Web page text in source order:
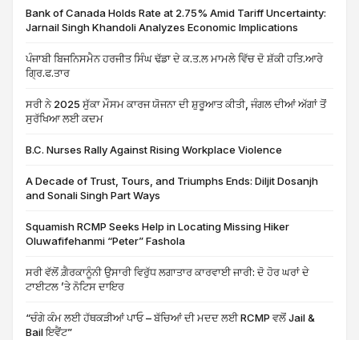
Bank of Canada Holds Rate at 2.75% Amid Tariff Uncertainty:
Jarnail Singh Khandoli Analyzes Economic Implications
ਪੰਜਾਬੀ ਬਿਜਨਿਸਮੈਨ ਹਰਜੀਤ ਸਿੰਘ ਢੱਡਾ ਦੇ ਕ.ਤ.ਲ ਮਾਮਲੇ ਵਿੱਚ ਦੋ ਸ਼ੱਕੀ ਹਤਿ.ਆਰੇ
ਗ੍ਰਿ.ਫ.ਤਾਰ
ਸਰੀ ਨੇ 2025 ਸੁੱਕਾ ਮੌਸਮ ਕਾਰਜ ਯੋਜਨਾ ਦੀ ਸ਼ੁਰੂਆਤ ਕੀਤੀ, ਜੰਗਲ ਦੀਆਂ ਅੱਗਾਂ ਤੋਂ
ਸੁਰੱਖਿਆ ਲਈ ਕਦਮ
B.C. Nurses Rally Against Rising Workplace Violence
A Decade of Trust, Tours, and Triumphs Ends: Diljit Dosanjh
and Sonali Singh Part Ways
Squamish RCMP Seeks Help in Locating Missing Hiker
Oluwafifehanmi “Peter” Fashola
ਸਰੀ ਵੱਲੋਂ ਗ਼ੈਰਕਾਨੂੰਨੀ ਉਸਾਰੀ ਵਿਰੁੱਧ ਲਗਾਤਾਰ ਕਾਰਵਾਈ ਜਾਰੀ: ਦੋ ਹੋਰ ਘਰਾਂ ਦੇ
ਟਾਈਟਲ ’ਤੇ ਨੋਟਿਸ ਦਾਇਰ
“ਚੰਗੇ ਕੰਮ ਲਈ ਹੱਥਕੜੀਆਂ ਪਾਓ – ਬੱਚਿਆਂ ਦੀ ਮਦਦ ਲਈ RCMP ਵਲੋਂ Jail &
Bail ਇਵੈਂਟ”